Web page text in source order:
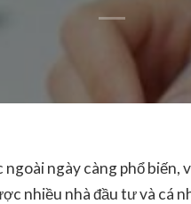
ngày càng phổ biến,
nhiều nhà đầu tư và cá